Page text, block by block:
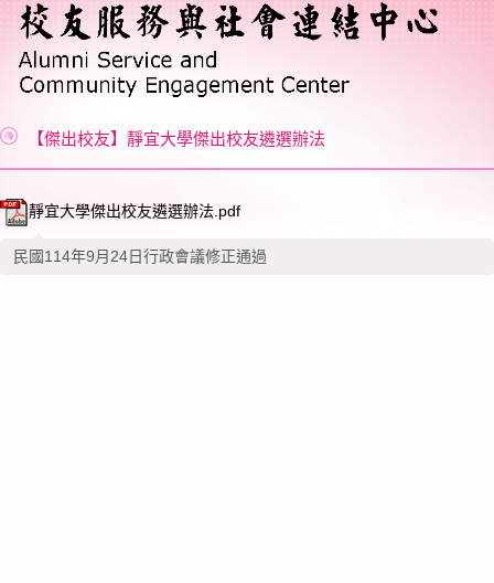
【傑出校友】靜宜大學傑出校友遴選辦法
靜宜大學傑出校友遴選辦法.pdf
民國114年9月24日行政會議修正通過